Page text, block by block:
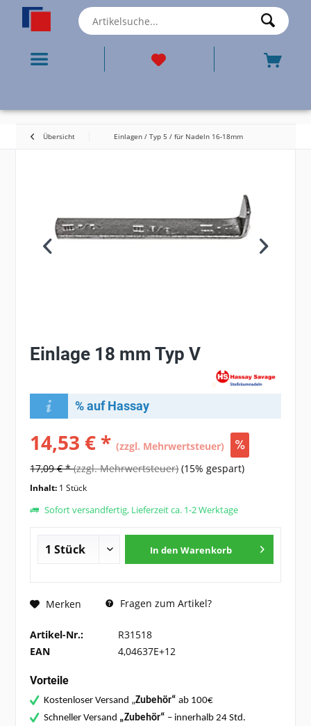
Übersicht Einlagen / Typ 5 / für Nadeln 16-18mm
Einlage 18 mm Typ V
% auf Hassay
14,53 € *(zzgl. Mehrwertsteuer)
17,09 € *(zzgl. Mehrwertsteuer) (15% gespart)
Inhalt: 1 Stück
Sofort versandfertig, Lieferzeit ca. 1-2 Werktage
In den Warenkorb
Merken Fragen zum Artikel?
Artikel-Nr.:
R31518
EAN
4,04637E+12
Vorteile
Kostenloser Versand „Zubehör“ ab 100€
Schneller Versand „Zubehör“ – innerhalb 24 Std.